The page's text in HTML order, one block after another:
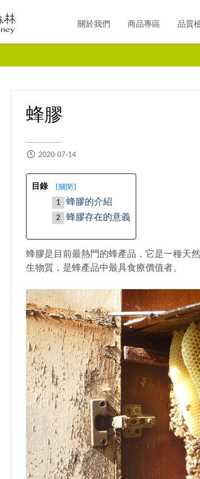
關於我們 商品專區 品質
蜂膠
2020-07-14
目錄 [關閉 ]
蜂膠的介紹
蜂膠存在的意義
蜂膠是目前最熱門的蜂產品，它是一種天
生物質，是蜂產品中最具食療價值者。